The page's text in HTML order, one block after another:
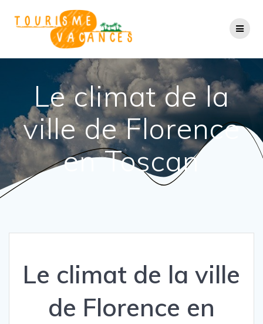
contenu
Le climat de la
ville de Florence
en Toscan
Le climat de la ville
de Florence en